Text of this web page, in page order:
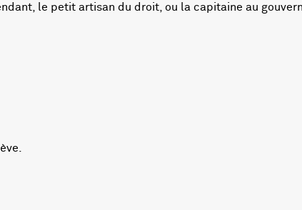
le petit artisan du droit, ou la capitaine au